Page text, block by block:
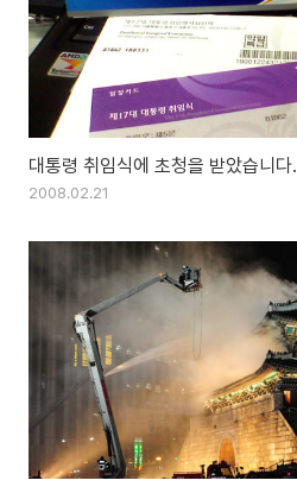
대통령 취임식에 초청을 받았습니다.
2008.02.21